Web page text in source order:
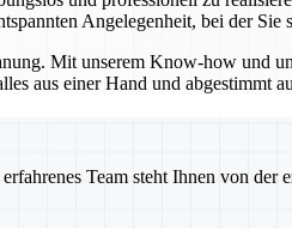
Angelegenheit, bei der Sie
Mit unserem Know-how und
aus einer Hand und abgestimmt
Team steht Ihnen von